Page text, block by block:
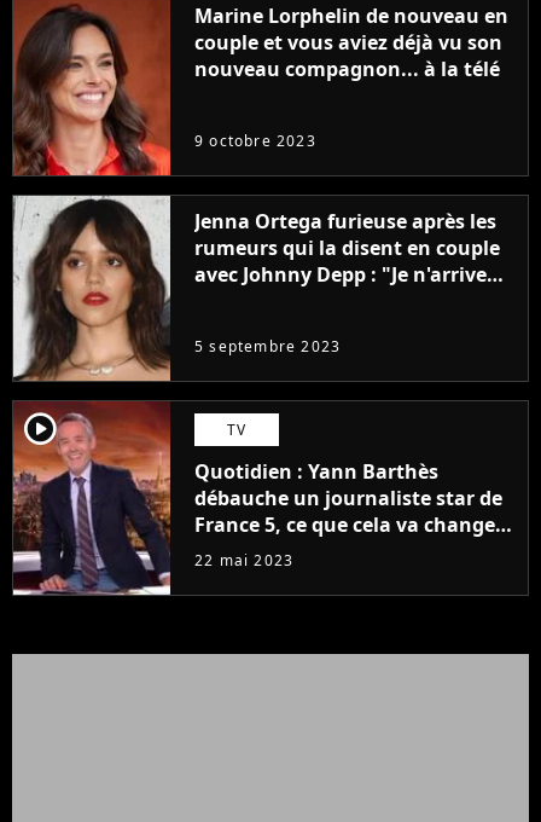
Marine Lorphelin de nouveau en
couple et vous aviez déjà vu son
nouveau compagnon... à la télé
9 octobre 2023
Jenna Ortega furieuse après les
rumeurs qui la disent en couple
avec Johnny Depp : "Je n'arrive
5 septembre 2023
player2 TV
Quotidien : Yann Barthès
débauche un journaliste star de
France 5, ce que cela va changer
à la rentrée
22 mai 2023